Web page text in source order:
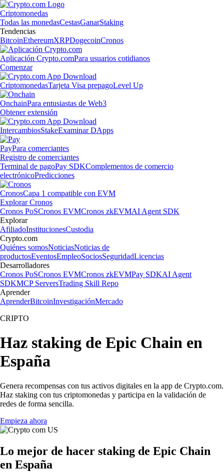
Criptomonedas
Todas las monedasCestasGanarStaking
Tendencias
BitcoinEthereumXRPDogecoinCronos
Aplicación Crypto.comPara usuarios cotidianos
Comenzar
CriptomonedasTarjeta Visa prepagoLevel Up
OnchainPara entusiastas de Web3
Obtener extensión
IntercambiosStakeExaminar DApps
PayPara comerciantes
Registro de comerciantes
Terminal de pagoPay SDKComplementos de comercio
electrónicoPredicciones
CronosCapa 1 compatible con EVM
Explorar Cronos
Cronos PoSCronos EVMCronos zkEVMAI Agent SDK
Explorar
AfiliadoInstitucionesCustodia
Crypto.com
Quiénes somosNoticiasNoticias de
productosEventosEmpleoSociosSeguridadLicencias
Desarrolladores
Cronos PoSCronos EVMCronos zkEVMPay SDKAI Agent
SDKMCP ServersTrading Skill Repo
Aprender
AprenderBitcoinInvestigaciónMercado
CRIPTO
Haz staking de Epic Chain en
España
Genera recompensas con tus activos digitales en la app de Crypto.com.
Haz staking con tus criptomonedas y participa en la validación de
redes de forma sencilla.
Empieza ahora
Lo mejor de hacer staking de Epic Chain
en España